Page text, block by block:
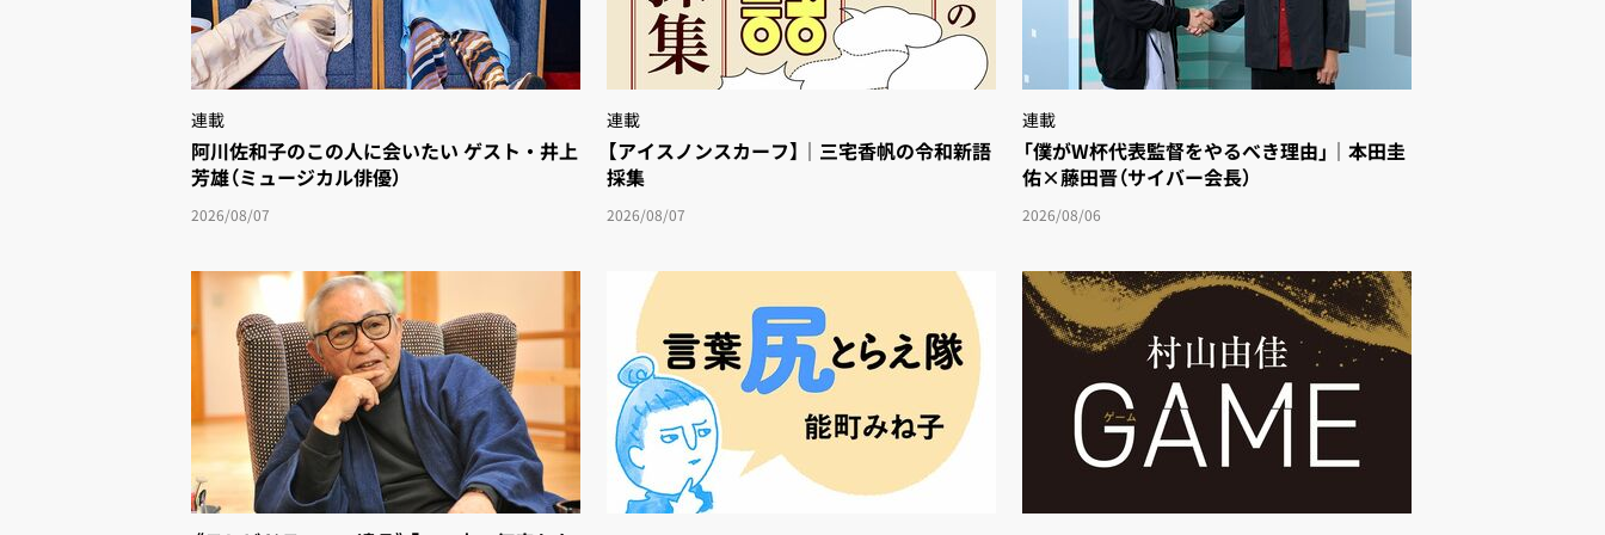
連載
阿川佐和子のこの人に会いたい ゲスト・井上
芳雄（ミュージカル俳優）
2026/08/07
連載
【アイスノンスカーフ】｜三宅香帆の令和新語
採集
2026/08/07
連載
「僕がW杯代表監督をやるべき理由」｜本田圭
佑×藤田晋（サイバー会長）
2026/08/06